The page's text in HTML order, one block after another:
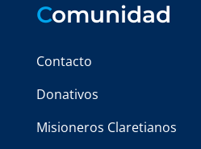
Comunidad
Contacto
Donativos
Misioneros Claretianos